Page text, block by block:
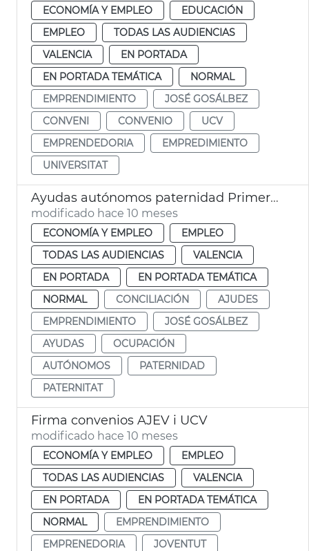
ECONOMÍA Y EMPLEO
EDUCACIÓN
EMPLEO
TODAS LAS AUDIENCIAS
VALENCIA
EN PORTADA
EN PORTADA TEMÁTICA
NORMAL
EMPRENDIMIENTO
JOSÉ GOSÁLBEZ
CONVENI
CONVENIO
UCV
EMPRENDEDORIA
EMPREDIMIENTO
UNIVERSITAT
Ayudas autónomos paternidad Primeros Pasos 2025 València
modificado hace 10 meses
ECONOMÍA Y EMPLEO
EMPLEO
TODAS LAS AUDIENCIAS
VALENCIA
EN PORTADA
EN PORTADA TEMÁTICA
NORMAL
CONCILIACIÓN
AJUDES
EMPRENDIMIENTO
JOSÉ GOSÁLBEZ
AYUDAS
OCUPACIÓN
AUTÓNOMOS
PATERNIDAD
PATERNITAT
Firma convenios AJEV i UCV
modificado hace 10 meses
ECONOMÍA Y EMPLEO
EMPLEO
TODAS LAS AUDIENCIAS
VALENCIA
EN PORTADA
EN PORTADA TEMÁTICA
NORMAL
EMPRENDIMIENTO
EMPRENEDORIA
JOVENTUT